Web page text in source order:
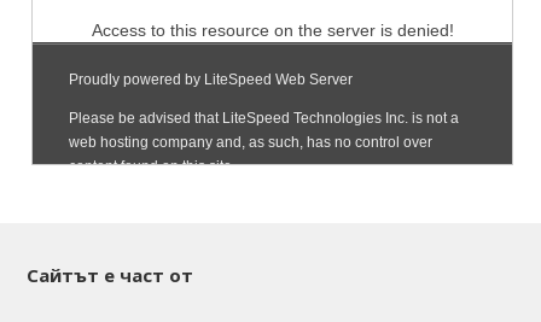
Сайтът е част от